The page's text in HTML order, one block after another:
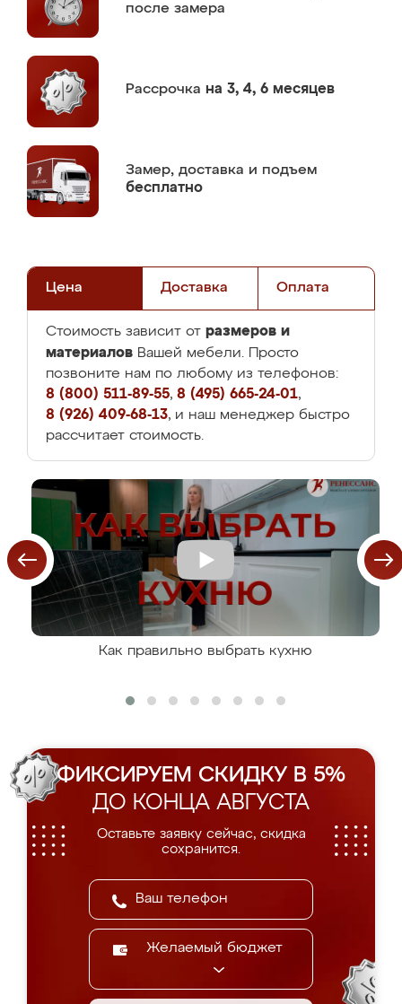
после замера
Рассрочка на 3, 4, 6 месяцев
Замер, доставка и подъем
бесплатно
Цена Доставка Оплата
Стоимость зависит от размеров и
материалов Вашей мебели. Просто
позвоните нам по любому из телефонов:
8 (800) 511-89-55, 8 (495) 665-24-01,
8 (926) 409-68-13, и наш менеджер быстро
рассчитает стоимость.
Как правильно выбрать кухню
ФИКСИРУЕМ СКИДКУ В 5%
ДО КОНЦА АВГУСТА
Оставьте заявку сейчас, скидка
сохранится.
Желаемый бюджет